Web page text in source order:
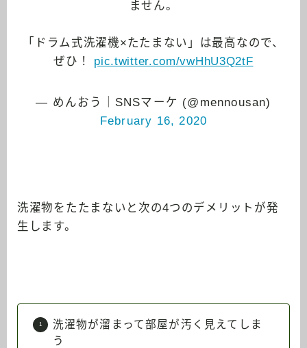
ません。
「ドラム式洗濯機×たたまない」は最高なので、
ぜひ！ pic.twitter.com/vwHhU3Q2tF
— めんおう｜SNSマーケ (@mennousan)
February 16, 2020
洗濯物をたたまないと次の4つのデメリットが発
生します。
洗濯物が溜まって部屋が汚く見えてしま
う